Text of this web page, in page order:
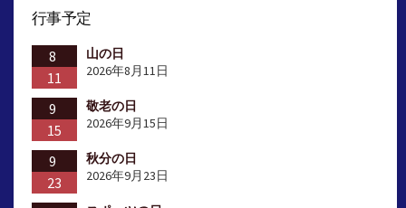
行事予定
8
11
山の日
2026年8月11日
9
15
敬老の日
2026年9月15日
9
23
秋分の日
2026年9月23日